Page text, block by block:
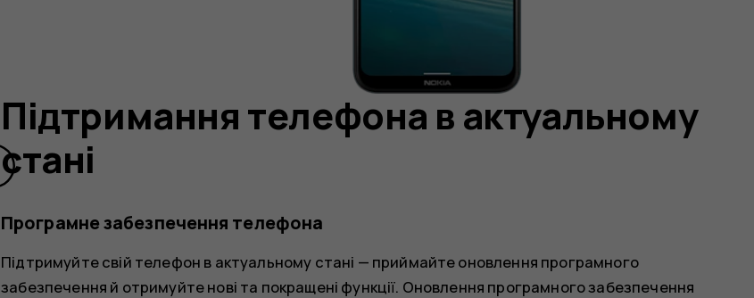
Підтримання телефона в актуальному
стані
Програмне забезпечення телефона
Підтримуйте свій телефон в актуальному стані — приймайте оновлення програмного
забезпечення й отримуйте нові та покращені функції. Оновлення програмного забезпечення